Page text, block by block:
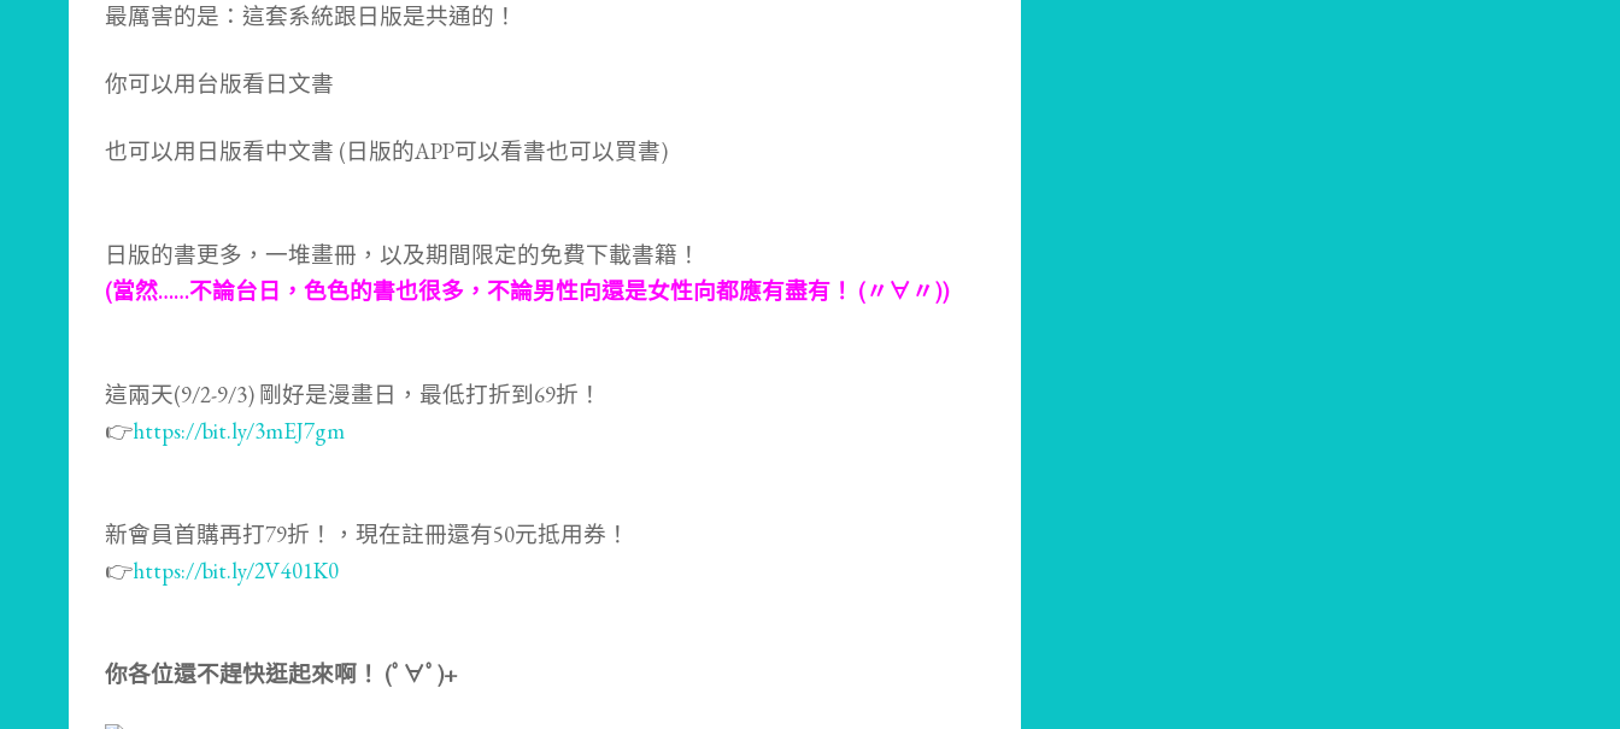
最厲害的是：這套系統跟日版是共通的！
你可以用台版看日文書
也可以用日版看中文書 (日版的APP可以看書也可以買書)
日版的書更多，一堆畫冊，以及期間限定的免費下載書籍！
(當然……不論台日，色色的書也很多，不論男性向還是女性向都應有盡有！ (〃∀〃))
這兩天(9/2-9/3) 剛好是漫畫日，最低打折到69折！
👉https://bit.ly/3mEJ7gm
新會員首購再打79折！，現在註冊還有50元抵用券！
👉https://bit.ly/2V401K0
你各位還不趕快逛起來啊！ (ﾟ∀ﾟ)+